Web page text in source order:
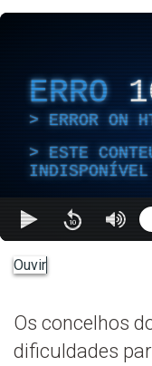
ERRO
ERROR ON
ESTE
INDISPONÍVEL
Ouvir
Os concelhos
dificuldades